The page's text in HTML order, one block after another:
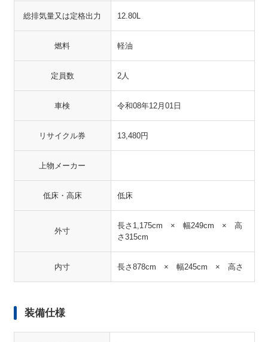
総排気量又は定格出力 12.80L
燃料 軽油
定員数 2人
車検 令和08年12月01日
リサイクル券 13,480円
上物メーカー
低床・高床 低床
外寸
長さ1,175cm × 幅249cm × 高
さ315cm
内寸 長さ878cm × 幅245cm × 高さ
装備仕様